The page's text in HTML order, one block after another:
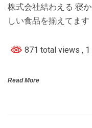
株式会社結わえる 寝
しい食品を揃えてます
871 total views ,
Read More